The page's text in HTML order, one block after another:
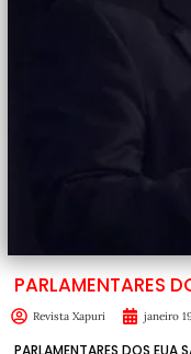
PARLAMENTARES
Revista Xapuri janeiro
PARLAMENTARES DOS EUA